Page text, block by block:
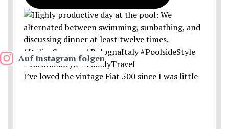
I’ve loved the vintage Fiat 500 since I was little
Auf Instagram folgen